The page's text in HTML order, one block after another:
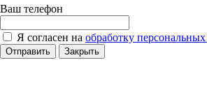
Ваш телефон
Я согласен на обработку
Отправить Закрыть